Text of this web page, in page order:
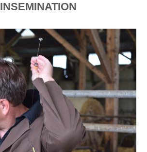
INSEMINATION